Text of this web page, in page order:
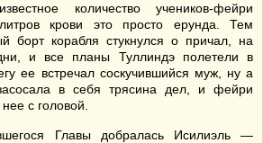
количество учеников-фейри
крови это просто ерунда. Тем
борт корабля стукнулся о причал, на
и все планы Туллиндэ полетели в
ее встречал соскучившийся муж, ну а
в себя трясина дел, и фейри
с головой.
Главы добралась Исилиэль —